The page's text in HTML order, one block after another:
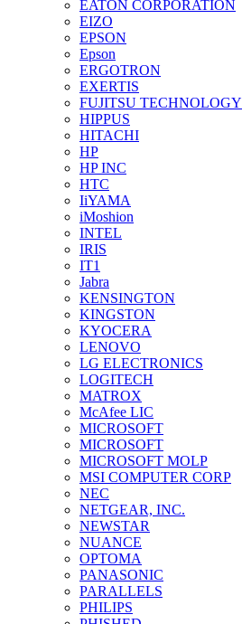
EATON CORPORATION
EIZO
EPSON
Epson
ERGOTRON
EXERTIS
FUJITSU
HIPPUS
HITACHI
HP
HP INC
HTC
IiYAMA
iMoshion
INTEL
IRIS
IT1
Jabra
KENSINGTON
KINGSTON
KYOCERA
LENOVO
LG ELECTRONICS
LOGITECH
MATROX
McAfee LIC
MICROSOFT
MICROSOFT
MICROSOFT MOLP
MSI COMPUTER CORP
NEC
NETGEAR, INC.
NEWSTAR
NUANCE
OPTOMA
PANASONIC
PARALLELS
PHILIPS